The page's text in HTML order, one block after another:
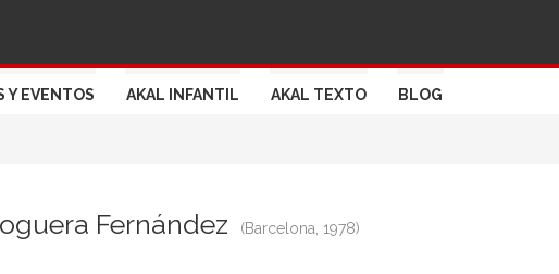
Y EVENTOS AKAL INFANTIL AKAL TEXTO BLOG
Fernández (Barcelona, 1978)